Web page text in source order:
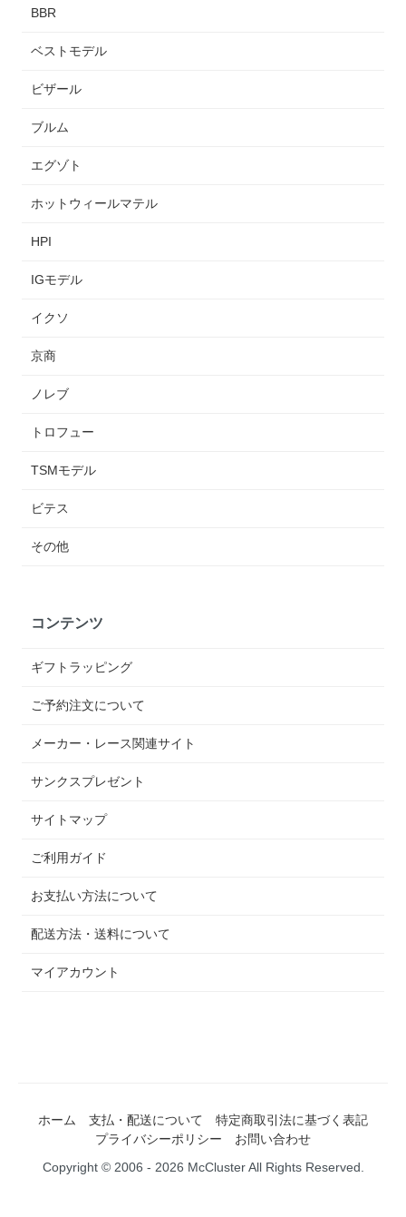
BBR
ベストモデル
ビザール
ブルム
エグゾト
ホットウィールマテル
HPI
IGモデル
イクソ
京商
ノレブ
トロフュー
TSMモデル
ビテス
その他
コンテンツ
ギフトラッピング
ご予約注文について
メーカー・レース関連サイト
サンクスプレゼント
サイトマップ
ご利用ガイド
お支払い方法について
配送方法・送料について
マイアカウント
ホーム 支払・配送について
特定商取引法に基づく表記
プライバシーポリシー
お問い合わせ
Copyright © 2006 - 2026 McCluster All Rights Reserved.